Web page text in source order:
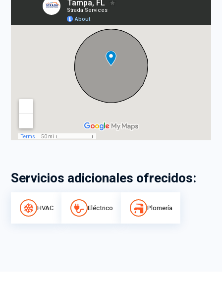
Servicios adicionales ofrecidos:
HVAC Eléctrico Plomería